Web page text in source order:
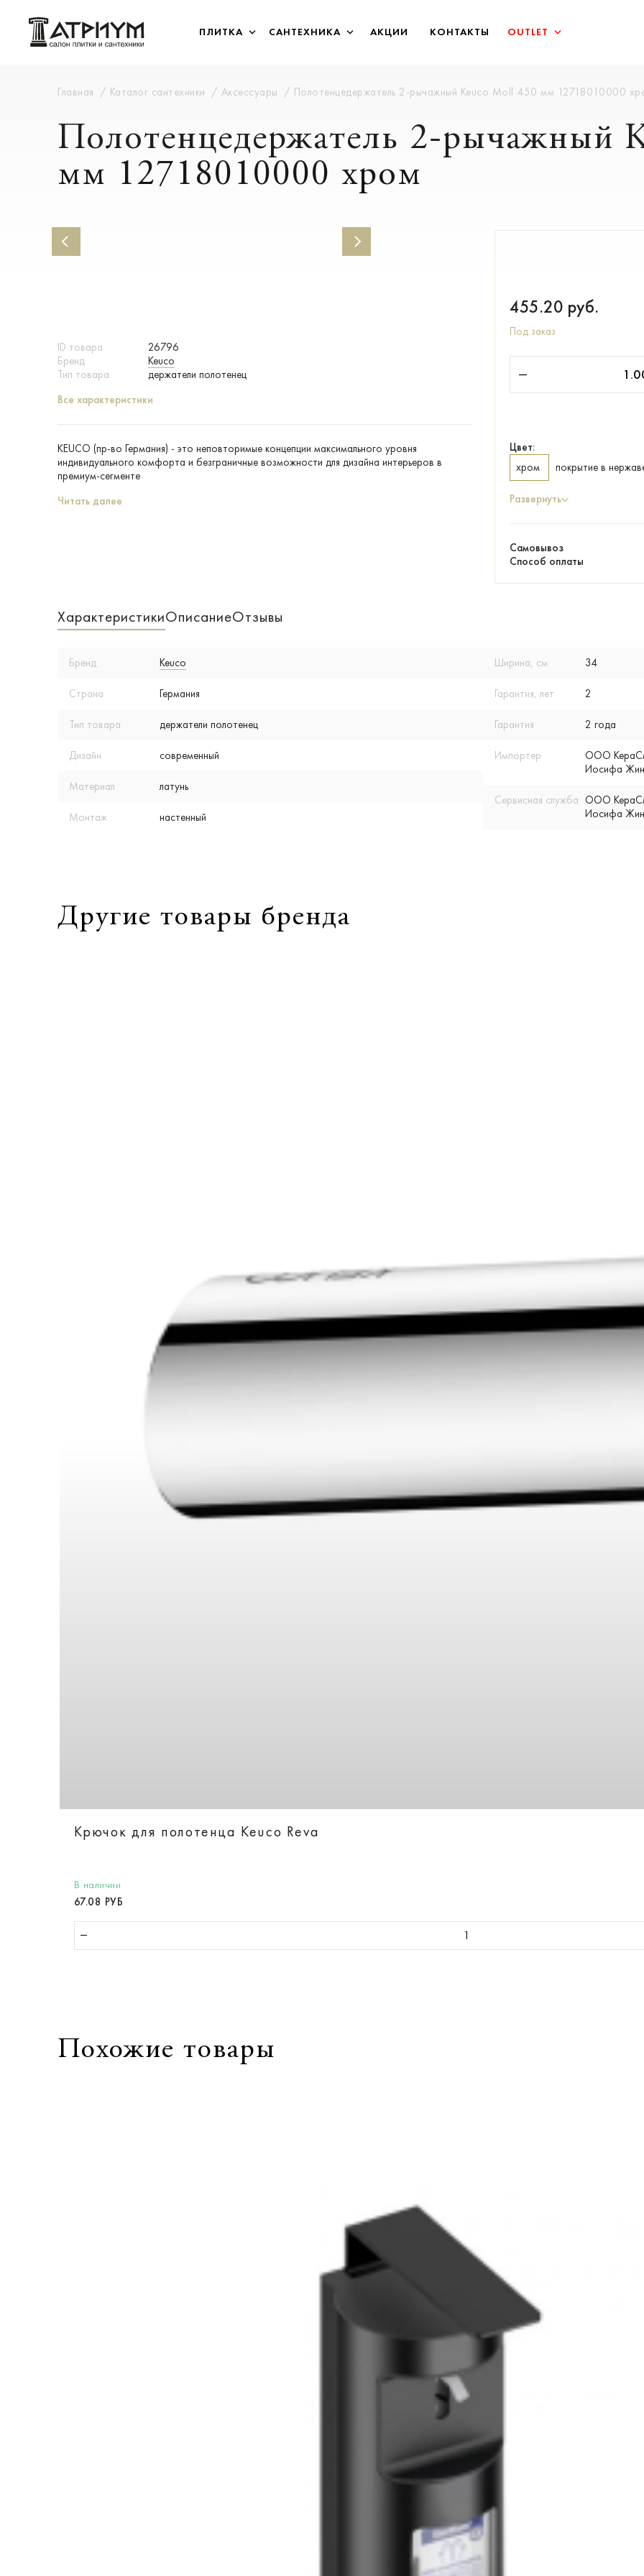
ПЛИТКА САНТЕХНИКА АКЦИИ КОНТАКТЫ OUTLET
Главная Каталог сантехники Аксессуары Полотенцедержатель 2-рычажный Keuco Moll 450 мм 12718010000
Полотенцедержатель 2-рычажный
мм 12718010000 хром
ID товара
26796
Бренд
Keuco
Тип товара
держатели полотенец
Все характеристики
KEUCO (пр-во Германия) - это неповторимые концепции максимального уровня
индивидуального комфорта и безграничные возможности для дизайна интерьеров в
премиум-сегменте
Читать далее
455.20 руб.
Под заказ
Цвет:
хром
покрытие в
Развернуть
Самовывоз
Способ оплаты
ХарактеристикиОписаниеОтзывы
Бренд Keuco
Страна Германия
Тип товара держатели полотенец
Дизайн современный
Материал латунь
Монтаж настенный
Ширина, см 34
Гарантия, лет 2
Гарантия 2 года
Импортер
ООО
Иосифа
Сервисная служба ООО
Иосифа
Другие товары бренда
Крючок для полотенца Keuco Reva
В наличии
67.08 РУБ
Похожие товары